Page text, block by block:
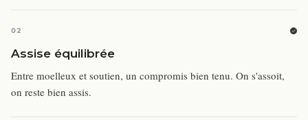
02
Assise équilibrée
Entre moelleux et soutien, un compromis bien tenu. On s'assoit,
on reste bien assis.